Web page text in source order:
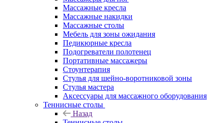
Массажные кресла
Массажные накидки
Массажные столы
Мебель для зоны ожидания
Педикюрные кресла
Подогреватели полотенец
Портативные массажеры
Стоунтерапия
Стулья для шейно-воротниковой зоны
Стулья мастера
Аксессуары для массажного оборудования
Теннисные столы
Назад